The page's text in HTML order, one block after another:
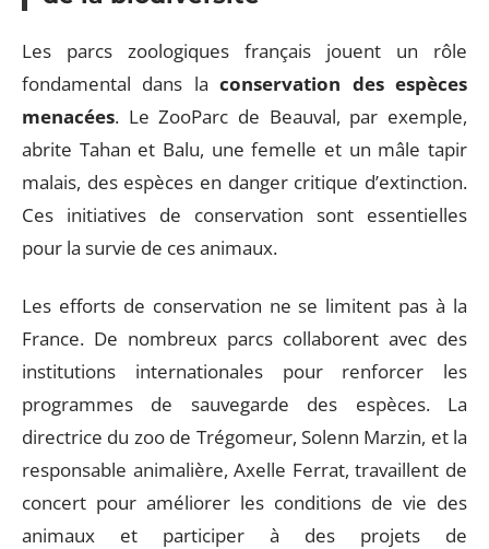
Les parcs zoologiques français jouent un rôle
fondamental dans laconservation des espèces
menacées. Le ZooParc de Beauval, par exemple,
abrite Tahan et Balu, une femelle et un mâle tapir
malais, des espèces en danger critique d’extinction.
Ces initiatives de conservation sont essentielles
pour la survie de ces animaux.
Les efforts de conservation ne se limitent pas à la
France. De nombreux parcs collaborent avec des
institutions internationales pour renforcer les
programmes de sauvegarde des espèces. La
directrice du zoo de Trégomeur, Solenn Marzin, et la
responsable animalière, Axelle Ferrat, travaillent de
concert pour améliorer les conditions de vie des
animaux et participer à des projets de